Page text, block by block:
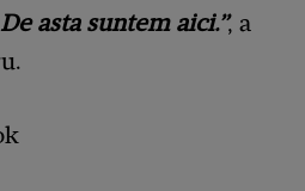
asta suntem aici.”, a